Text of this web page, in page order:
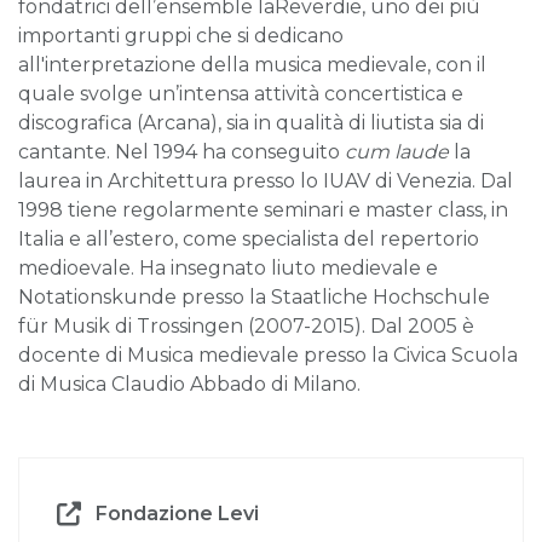
fondatrici dell’ensemble laReverdie, uno dei più
importanti gruppi che si dedicano
all'interpretazione della musica medievale, con il
quale svolge un’intensa attività concertistica e
discografica (Arcana), sia in qualità di liutista sia di
cantante. Nel 1994 ha conseguito cum laude la
laurea in Architettura presso lo IUAV di Venezia. Dal
1998 tiene regolarmente seminari e master class, in
Italia e all’estero, come specialista del repertorio
medioevale. Ha insegnato liuto medievale e
Notationskunde presso la Staatliche Hochschule
für Musik di Trossingen (2007-2015). Dal 2005 è
docente di Musica medievale presso la Civica Scuola
di Musica Claudio Abbado di Milano.
Fondazione Levi